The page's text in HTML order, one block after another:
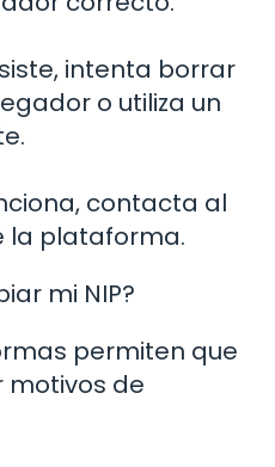
intenta borrar
o utiliza un
contacta al
la plataforma.
mi NIP?
permiten que
motivos de